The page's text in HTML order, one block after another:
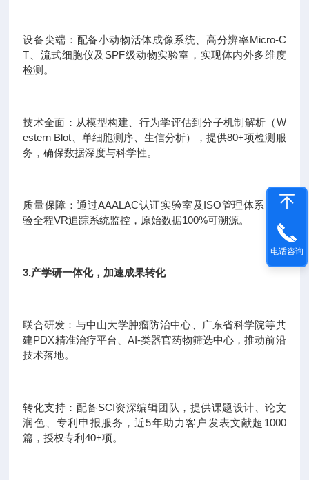
设备尖端：配备小动物活体成像系统、高分辨率Micro-C
T、流式细胞仪及SPF级动物实验室，实现体内外多维度
检测。
技术全面：从模型构建、行为学评估到分子机制解析（W
estern Blot、单细胞测序、生信分析），提供80+项检测服
务，确保数据深度与科学性。
质量保障：通过AAALAC认证实验室及ISO管理体系，实
验全程VR追踪系统监控，原始数据100%可溯源。
3.产学研一体化，加速成果转化
联合研发：与中山大学肿瘤防治中心、广东省科学院等共
建PDX精准治疗平台、AI-类器官药物筛选中心，推动前沿
技术落地。
转化支持：配备SCI资深编辑团队，提供课题设计、论文
润色、专利申报服务，近5年助力客户发表文献超1000
篇，授权专利40+项。
电话咨询